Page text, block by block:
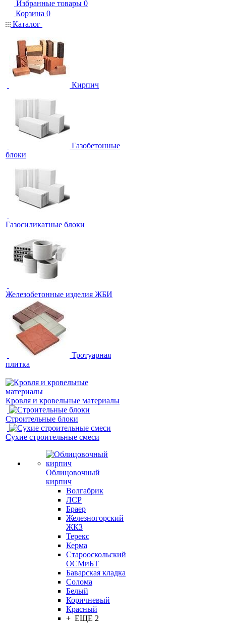
Избранные товары 0
Корзина 0
Каталог
Кирпич
Газобетонные
блоки
Газосиликатные блоки
Железобетонные изделия ЖБИ
Тротуарная
плитка
Кровля и кровельные материалы
Строительные блоки
Сухие строительные смеси
Облицовочный
кирпич
Волгабрик
ЛСР
Браер
Железногорский
ЖКЗ
Терекс
Керма
Старооскольский
ОСМиБТ
Баварская кладка
Солома
Белый
Коричневый
Красный
+ ЕЩЕ 2